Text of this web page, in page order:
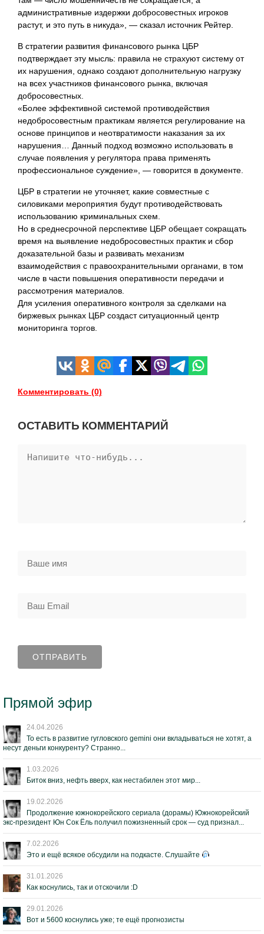
административные издержки добросовестных игроков
растут, и это путь в никуда», — сказал источник Рейтер.
В стратегии развития финансового рынка ЦБР
подтверждает эту мысль: правила не страхуют систему от
их нарушения, однако создают дополнительную нагрузку
на всех участников финансового рынка, включая
добросовестных.
«Более эффективной системой противодействия
недобросовестным практикам является регулирование на
основе принципов и неотвратимости наказания за их
нарушения… Данный подход возможно использовать в
случае появления у регулятора права применять
профессиональное суждение», — говорится в документе.
ЦБР в стратегии не уточняет, какие совместные с
силовиками мероприятия будут противодействовать
использованию криминальных схем.
Но в среднесрочной перспективе ЦБР обещает сокращать
время на выявление недобросовестных практик и сбор
доказательной базы и развивать механизм
взаимодействия с правоохранительными органами, в том
числе в части повышения оперативности передачи и
рассмотрения материалов.
Для усиления оперативного контроля за сделками на
биржевых рынках ЦБР создаст ситуационный центр
мониторинга торгов.
Комментировать (0)
ОСТАВИТЬ КОММЕНТАРИЙ
Прямой эфир
24.04.2026
То есть в развитие гугловского gemini они вкладываться не хотят, а
несут деньги конкуренту? Странно...
1.03.2026
Биток вниз, нефть вверх, как нестабилен этот мир...
19.02.2026
Продолжение южнокорейского сериала (дорамы) Южнокорейский
экс-президент Юн Сок Ёль получил пожизненный срок — суд признал...
7.02.2026
Это и ещё всякое обсудили на подкасте. Слушайте
31.01.2026
Как коснулись, так и отскочили :D
29.01.2026
Вот и 5600 коснулись уже; те ещё прогнозисты